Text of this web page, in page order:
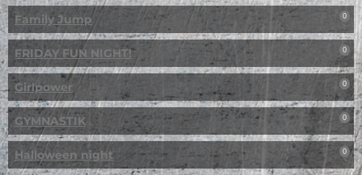
Family Jump 0
FRIDAY FUN NIGHT! 0
Girlpower 0
GYMNASTIK 0
Halloween night 0